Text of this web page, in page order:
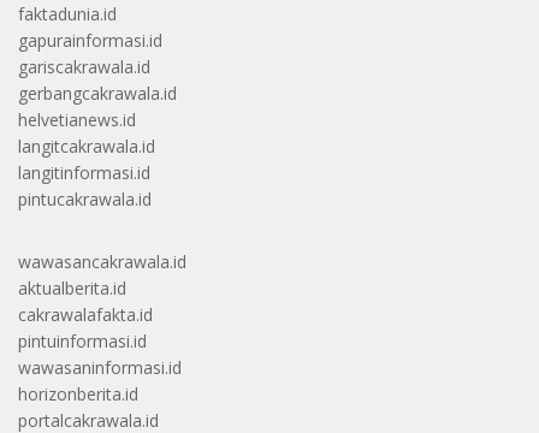
faktadunia.id
gapurainformasi.id
gariscakrawala.id
gerbangcakrawala.id
helvetianews.id
langitcakrawala.id
langitinformasi.id
pintucakrawala.id
wawasancakrawala.id
aktualberita.id
cakrawalafakta.id
pintuinformasi.id
wawasaninformasi.id
horizonberita.id
portalcakrawala.id